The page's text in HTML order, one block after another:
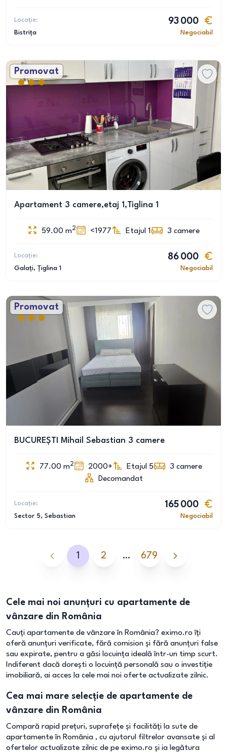
Locație:
Bistrița
93 000
Negociabil
Promovat
Apartament 3 camere,etaj 1,Tiglina 1
59.00 m2 <1977 Etajul 1 3 camere
Locație:
Galați, Țiglina 1
86 000
Negociabil
Promovat
BUCUREȘTI Mihail Sebastian 3 camere
77.00 m2 2000+ Etajul 5 3 camere
Decomandat
Locație:
Sector 5, Sebastian
165 000
Negociabil
1 2 … 679
Cele mai noi anunțuri cu apartamente de
vânzare din România
Cauți apartamente de vânzare în România? eximo.ro îți
oferă anunțuri verificate, fără comision și fără anunțuri false
sau expirate, pentru a găsi locuința ideală într-un timp scurt.
Indiferent dacă dorești o locuință personală sau o investiție
imobiliară, ai acces la cele mai noi oferte actualizate zilnic.
Cea mai mare selecție de apartamente de
vânzare din România
Compară rapid prețuri, suprafețe și facilități la sute de
apartamente în România , cu ajutorul filtrelor avansate și al
ofertelor actualizate zilnic de pe eximo.ro și ia legătura